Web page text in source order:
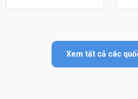
Xem tất cả các